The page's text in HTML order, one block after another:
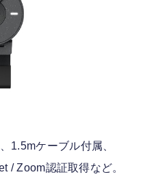
1.5mケーブル付属、
/ Zoom認証取得など。